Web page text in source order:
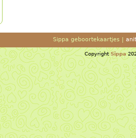
Sippa geboortekaartjes |
CopyrightSippa